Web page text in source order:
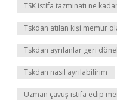
TSK istifa tazminatı ne
Tskdan atılan kişi memur
Tskdan ayrılanlar geri
Tskdan nasıl ayrılabilirim
Uzman çavuş istifa edip